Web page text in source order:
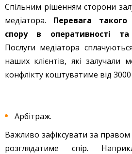
Спільним рішенням сторони
медіатора. Перевага
спору в оперативності та
Послуги медіатора
наших клієнтів, які залучали
конфлікту коштуватиме від
Арбітраж.
Важливо зафіксувати за правом
розглядатиме спір.